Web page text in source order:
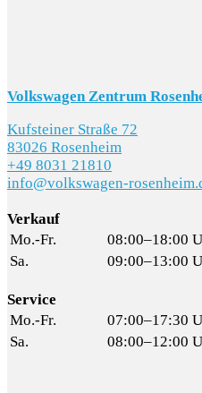
Volkswagen Zentrum
Kufsteiner Straße 72
83026 Rosenheim
+49 8031 21810
info@volkswagen-
Verkauf
Mo.-Fr.
08:00–18:00
Sa.
09:00–13:00
Service
Mo.-Fr.
07:00–17:30
Sa.
08:00–12:00